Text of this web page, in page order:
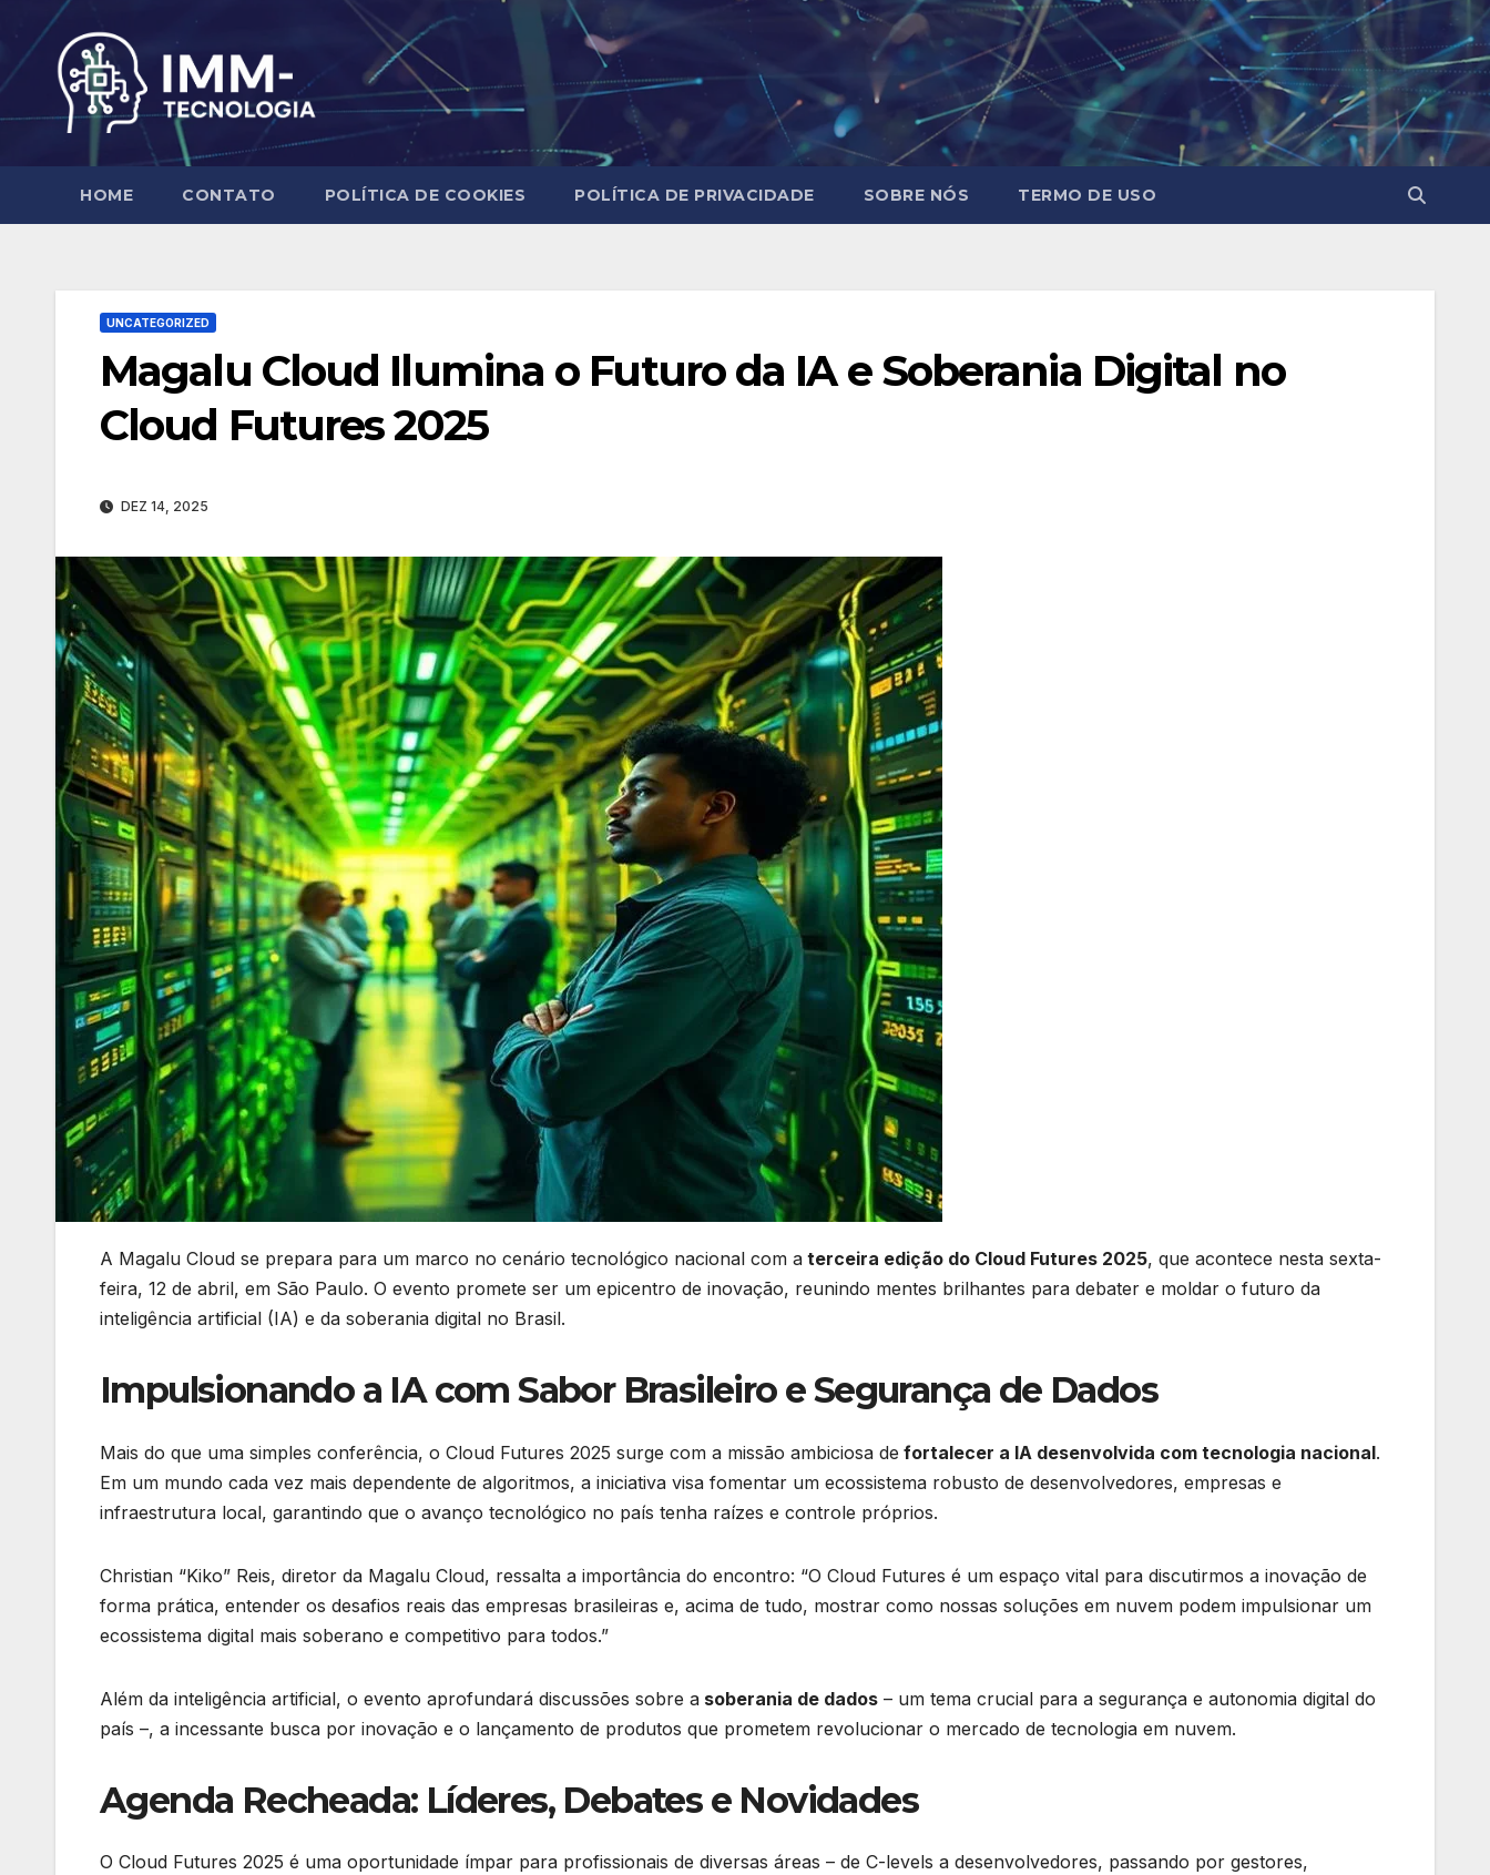
content
HOME CONTATO POLÍTICA DE COOKIES POLÍTICA DE PRIVACIDADE SOBRE NÓS TERMO DE USO
UNCATEGORIZED
Magalu Cloud Ilumina o Futuro da IA e Soberania Digital no
Cloud Futures 2025
DEZ 14, 2025
A Magalu Cloud se prepara para um marco no cenário tecnológico nacional com a terceira edição do Cloud Futures 2025, que acontece nesta sexta-
feira, 12 de abril, em São Paulo. O evento promete ser um epicentro de inovação, reunindo mentes brilhantes para debater e moldar o futuro da
inteligência artificial (IA) e da soberania digital no Brasil.
Impulsionando a IA com Sabor Brasileiro e Segurança de Dados
Mais do que uma simples conferência, o Cloud Futures 2025 surge com a missão ambiciosa de fortalecer a IA desenvolvida com tecnologia nacional.
Em um mundo cada vez mais dependente de algoritmos, a iniciativa visa fomentar um ecossistema robusto de desenvolvedores, empresas e
infraestrutura local, garantindo que o avanço tecnológico no país tenha raízes e controle próprios.
Christian “Kiko” Reis, diretor da Magalu Cloud, ressalta a importância do encontro: “O Cloud Futures é um espaço vital para discutirmos a inovação de
forma prática, entender os desafios reais das empresas brasileiras e, acima de tudo, mostrar como nossas soluções em nuvem podem impulsionar um
ecossistema digital mais soberano e competitivo para todos.”
Além da inteligência artificial, o evento aprofundará discussões sobre a soberania de dados – um tema crucial para a segurança e autonomia digital do
país –, a incessante busca por inovação e o lançamento de produtos que prometem revolucionar o mercado de tecnologia em nuvem.
Agenda Recheada: Líderes, Debates e Novidades
O Cloud Futures 2025 é uma oportunidade ímpar para profissionais de diversas áreas – de C-levels a desenvolvedores, passando por gestores,